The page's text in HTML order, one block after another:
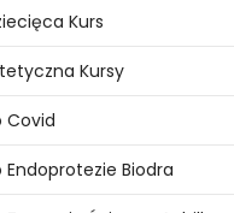
Kurs
Kursy
Covid
Endoprotezie Biodra